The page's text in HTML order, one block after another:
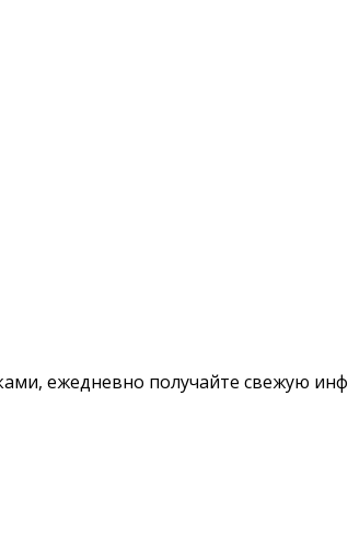
ежедневно получайте свежую